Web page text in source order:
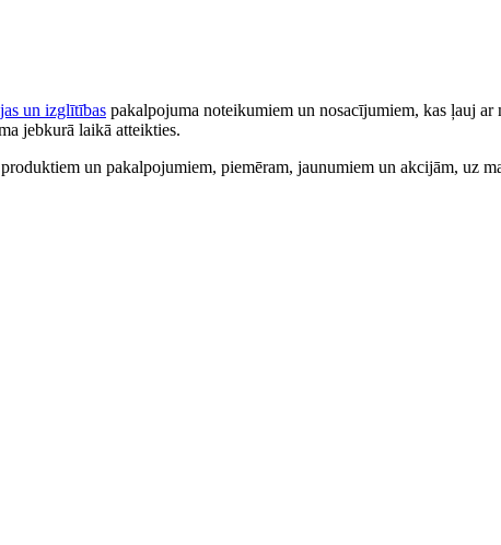
un izglītības pakalpojuma noteikumiem un nosacījumiem, kas ļauj
jebkurā laikā atteikties.
un pakalpojumiem, piemēram, jaunumiem un akcijām, uz